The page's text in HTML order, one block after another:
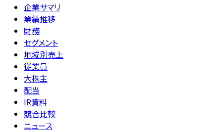
企業サマリ
業績推移
財務
セグメント
地域別売上
従業員
大株主
配当
IR資料
競合比較
ニュース